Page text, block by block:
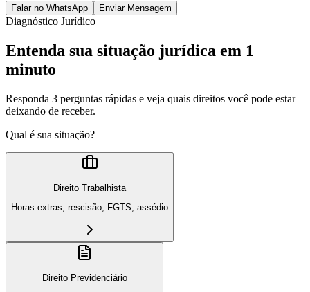
Falar no WhatsApp Enviar Mensagem
Diagnóstico Jurídico
Entenda sua situação jurídica em 1
minuto
Responda 3 perguntas rápidas e veja quais direitos você pode estar
deixando de receber.
Qual é sua situação?
Direito Trabalhista
Horas extras, rescisão, FGTS, assédio
Direito Previdenciário